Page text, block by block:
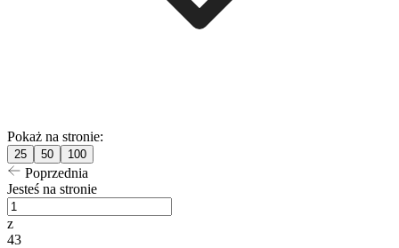
Pokaż na stronie:
25 50 100
Poprzednia
Jesteś na stronie
z
43